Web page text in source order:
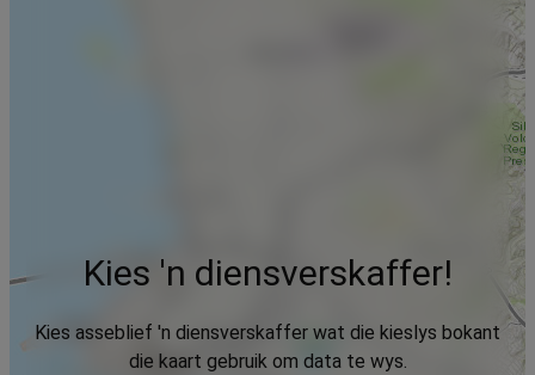
Kies 'n diensverskaffer!
Kies asseblief 'n diensverskaffer wat die kieslys bokant
die kaart gebruik om data te wys.